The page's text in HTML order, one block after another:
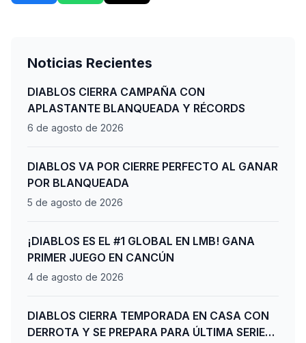
Noticias Recientes
DIABLOS CIERRA CAMPAÑA CON
APLASTANTE BLANQUEADA Y RÉCORDS
6 de agosto de 2026
DIABLOS VA POR CIERRE PERFECTO AL GANAR
POR BLANQUEADA
5 de agosto de 2026
¡DIABLOS ES EL #1 GLOBAL EN LMB! GANA
PRIMER JUEGO EN CANCÚN
4 de agosto de 2026
DIABLOS CIERRA TEMPORADA EN CASA CON
DERROTA Y SE PREPARA PARA ÚLTIMA SERIE